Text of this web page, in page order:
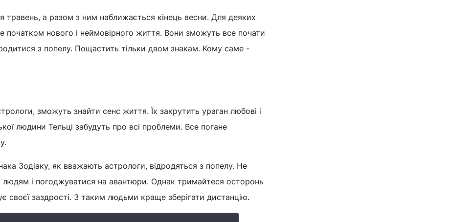
травень, а разом з ним наближається кінець весни. Для деяких
початком нового і неймовірного життя. Вони зможуть все почати
з попелу. Пощастить тільки двом знакам. Кому саме -
зможуть знайти сенс життя. Їх закрутить ураган любові і
людини Тельці забудуть про всі проблеми. Все погане
Зодіаку, як вважають астрологи, відродяться з попелу. Не
людям і погоджуватися на авантюри. Однак тримайтеся осторонь
своєї заздрості. З таким людьми краще зберігати дистанцію.